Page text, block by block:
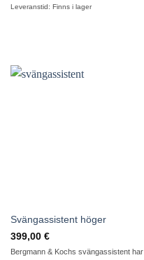
Leveranstid: Finns i lager
Svängassistent höger
399,00 €
Bergmann & Kochs svängassistent har